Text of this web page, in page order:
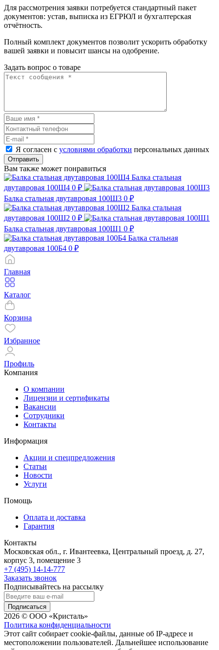
Для рассмотрения заявки потребуется стандартный пакет
документов: устав, выписка из ЕГРЮЛ и бухгалтерская
отчётность.
Полный комплект документов позволит ускорить обработку
вашей заявки и повысит шансы на одобрение.
Задать вопрос о товаре
Я согласен с условиями обработки персональных данных
Отправить
Вам также может понравиться
Балка стальная
двутавровая 100Ш4 0 ₽
Балка стальная двутавровая 100Ш3 0 ₽
Балка стальная
двутавровая 100Ш2 0 ₽
Балка стальная двутавровая 100Ш1 0 ₽
Балка стальная
двутавровая 100Б4 0 ₽
Главная
Каталог
Корзина
Избранное
Профиль
Компания
О компании
Лицензии и сертификаты
Вакансии
Сотрудники
Контакты
Информация
Акции и спецпредложения
Статьи
Новости
Услуги
Помощь
Оплата и доставка
Гарантия
Контакты
Московская обл., г. Ивантеевка, Центральный проезд, д. 27,
корпус 3, помещение 3
+7 (495) 14-14-777
Заказать звонок
Подписывайтесь на рассылку
Подписаться
2026 © ООО «Кристаль»
Политика конфиденциальности
Этот сайт собирает cookie-файлы, данные об IP-адресе и
местоположении пользователей. Дальнейшее использование